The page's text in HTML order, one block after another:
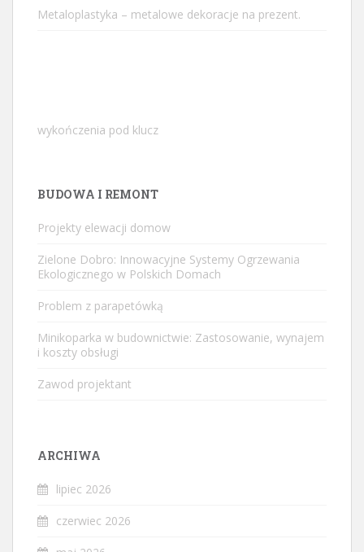
Metaloplastyka – metalowe dekoracje na prezent.
wykończenia pod klucz
BUDOWA I REMONT
Projekty elewacji domow
Zielone Dobro: Innowacyjne Systemy Ogrzewania
Ekologicznego w Polskich Domach
Problem z parapetówką
Minikoparka w budownictwie: Zastosowanie, wynajem
i koszty obsługi
Zawod projektant
ARCHIWA
lipiec 2026
czerwiec 2026